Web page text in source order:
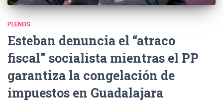
PLENOS
Esteban denuncia el “atraco
fiscal” socialista mientras el PP
garantiza la congelación de
impuestos en Guadalajara